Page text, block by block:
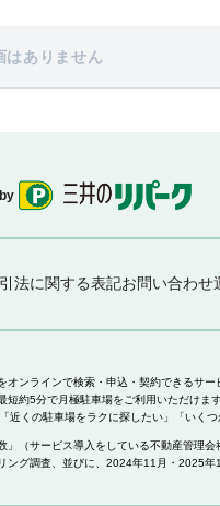
はありません
法に関する表記お問い合わせ
ンラインで検索・申込・契約できるサ
約5分で月極駐車場をご利用いただけ
くの駐車場をラクに探したい」「いく
（サービス導入をしている不動産管理
グ調査、並びに、2024年11月・2025